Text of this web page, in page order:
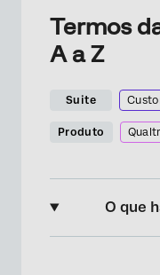
Termos
A a Z
Suite
Produto
O que